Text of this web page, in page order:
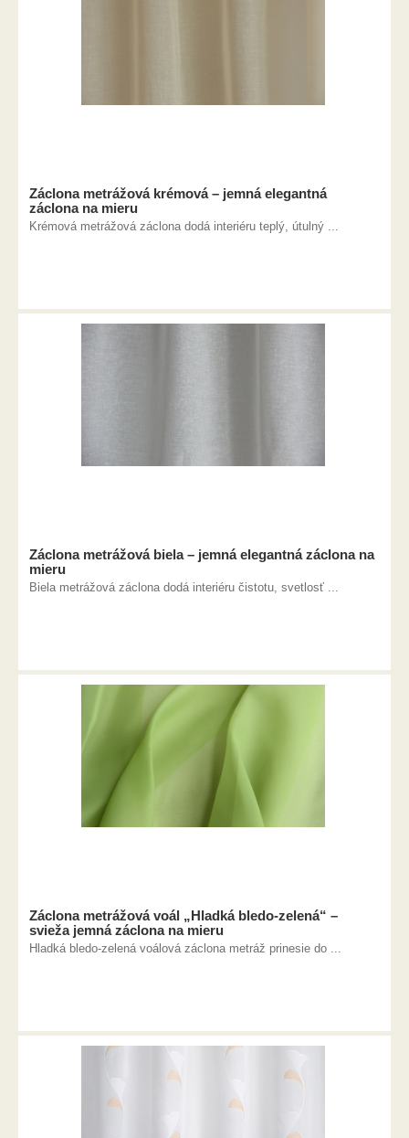
Záclona metrážová krémová – jemná elegantná
záclona na mieru
Krémová metrážová záclona dodá interiéru teplý, útulný ...
Záclona metrážová biela – jemná elegantná záclona na
mieru
Biela metrážová záclona dodá interiéru čistotu, svetlosť ...
Záclona metrážová voál „Hladká bledo-zelená“ –
svieža jemná záclona na mieru
Hladká bledo-zelená voálová záclona metráž prinesie do ...